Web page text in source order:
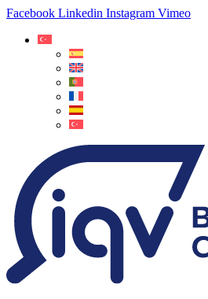
Facebook Linkedin Instagram Vimeo